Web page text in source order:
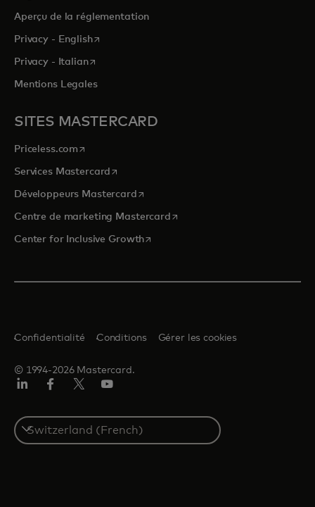
Aperçu de la réglementation
Privacy - Englishs’ouvre dans un nouvel onglet
Privacy - Italians’ouvre dans un nouvel onglet
Mentions Legales
SITES MASTERCARD
Priceless.com s’ouvre dans un nouvel onglet
Services Mastercard s’ouvre dans un nouvel onglet
Développeurs Mastercards’ouvre dans un nouvel onglet
Centre de marketing Mastercards’ouvre dans un nouvel onglet
Center for Inclusive Growths’ouvre dans un nouvel onglet
© 1994-2026 Mastercard.
Confidentialité Conditions Gérer les cookies
Select
a
country